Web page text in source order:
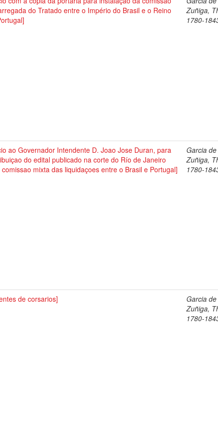
do Tratado entre o Império do Brasil e o Reino
Zuñiga,
1780-
ao Governador Intendente D. Joao Jose Duran, para
do edital publicado na corte do Río de Janeiro
comissao mixta das liquidaçoes entre o Brasil e Portugal]
Garcia de
Zuñiga,
1780-
de corsarios]
Garcia de
Zuñiga,
1780-